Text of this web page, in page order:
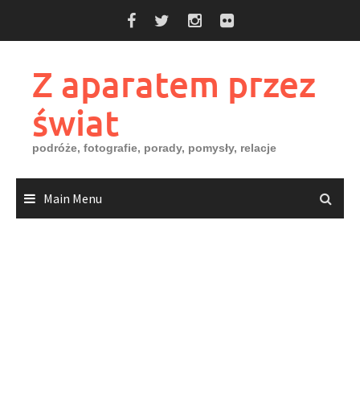
Z aparatem przez
świat
podróże, fotografie, porady, pomysły, relacje
Main Menu